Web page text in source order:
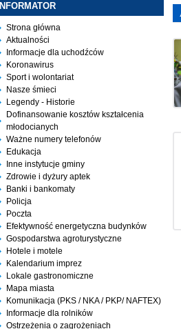
INFORMATOR
Strona główna
Aktualności
Informacje dla uchodźców
Koronawirus
Sport i wolontariat
Nasze śmieci
Legendy - Historie
Dofinansowanie kosztów kształcenia
młodocianych
Ważne numery telefonów
Edukacja
Inne instytucje gminy
Zdrowie i dyżury aptek
Banki i bankomaty
Policja
Poczta
Efektywność energetyczna budynków
Gospodarstwa agroturystyczne
Hotele i motele
Kalendarium imprez
Lokale gastronomiczne
Mapa miasta
Komunikacja (PKS / NKA / PKP/ NAFTEX)
Informacje dla rolników
Ostrzeżenia o zagrożeniach